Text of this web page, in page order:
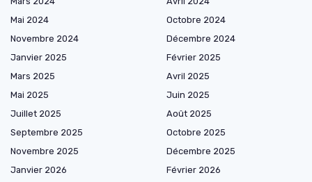
Mai 2024
Octobre 2024
Novembre 2024
Décembre 2024
Janvier 2025
Février 2025
Mars 2025
Avril 2025
Mai 2025
Juin 2025
Juillet 2025
Août 2025
Septembre 2025
Octobre 2025
Novembre 2025
Décembre 2025
Janvier 2026
Février 2026